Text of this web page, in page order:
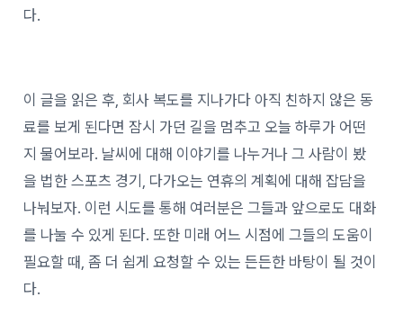
다.
이 글을 읽은 후, 회사 복도를 지나가다 아직 친하지 않은 동
료를 보게 된다면 잠시 가던 길을 멈추고 오늘 하루가 어떤
지 물어보라. 날씨에 대해 이야기를 나누거나 그 사람이 봤
을 법한 스포츠 경기, 다가오는 연휴의 계획에 대해 잡담을
나눠보자. 이런 시도를 통해 여러분은 그들과 앞으로도 대화
를 나눌 수 있게 된다. 또한 미래 어느 시점에 그들의 도움이
필요할 때, 좀 더 쉽게 요청할 수 있는 든든한 바탕이 될 것이
다.